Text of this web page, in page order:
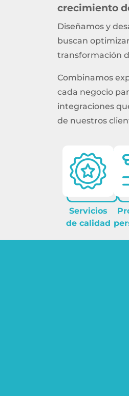
Impulsamos
mediante
procesos e
crecimiento
Diseñamos y
buscan
transformación
Combinamos
cada negocio
integraciones
de nuestros
Servicios
de calidad